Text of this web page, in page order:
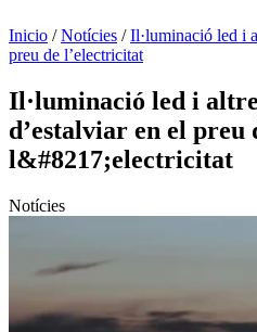
Inicio / Notícies / Il·luminació led i
preu de l’electricitat
Il·luminació led i
d’estalviar en el preu
l&#8217;electricitat
Notícies